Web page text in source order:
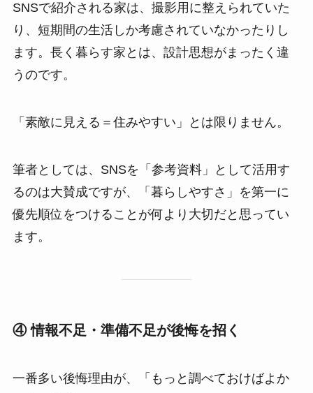
SNSで紹介される家は、撮影用に整えられていた
り、短期間の生活しか考慮されていなかったりし
ます。長く暮らす家とは、設計思想がまったく違
うのです。
「素敵に見える＝住みやすい」とは限りません。
筆者としては、SNSを「参考資料」として活用す
るのは大賛成ですが、「暮らしやすさ」を第一に
優先順位をつけることが何より大切だと思ってい
ます。
④ 情報不足・準備不足が後悔を招く
一番多い後悔理由が、「もっと調べておけばよか